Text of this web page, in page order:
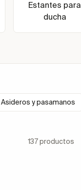
Estantes para
ducha
Asideros y pasamanos
137 productos